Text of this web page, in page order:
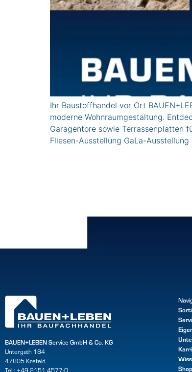
Ihr Baustoffhandel vor Ort
moderne Wohnraumgestaltung.
Garagentore sowie Terrassenplatten
Fliesen-Ausstellung GaLa-
BAUEN+LEBEN Service GmbH & Co. KG
Untergath 184
47805 Krefeld
Tel.: +49 2151 4577-0
Shop